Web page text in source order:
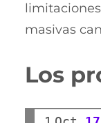
masivas
Los